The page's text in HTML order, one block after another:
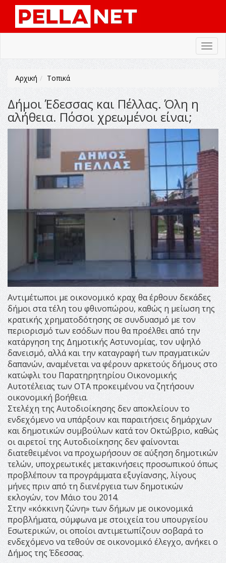
Αρχική Τοπικά
Δήμοι Έδεσσας και Πέλλας. Όλη η
αλήθεια. Πόσοι χρεωμένοι είναι;
Αντιμέτωποι με οικονομικό κραχ θα έρθουν δεκάδες
δήμοι στα τέλη του φθινοπώρου, καθώς η μείωση της
κρατικής χρηματοδότησης σε συνδυασμό με τον
περιορισμό των εσόδων που θα προέλθει από την
κατάργηση της Δημοτικής Αστυνομίας, τον υψηλό
δανεισμό, αλλά και την καταγραφή των πραγματικών
δαπανών, αναμένεται να φέρουν αρκετούς δήμους στο
κατώφλι του Παρατηρητηρίου Οικονομικής
Αυτοτέλειας των ΟΤΑ προκειμένου να ζητήσουν
οικονομική βοήθεια.
Στελέχη της Αυτοδιοίκησης δεν αποκλείουν το
ενδεχόμενο να υπάρξουν και παραιτήσεις δημάρχων
και δημοτικών συμβούλων κατά τον Οκτώβριο, καθώς
οι αιρετοί της Αυτοδιοίκησης δεν φαίνονται
διατεθειμένοι να προχωρήσουν σε αύξηση δημοτικών
τελών, υποχρεωτικές μετακινήσεις προσωπικού όπως
προβλέπουν τα προγράμματα εξυγίανσης, λίγους
μήνες πριν από τη διενέργεια των δημοτικών
εκλογών, τον Μάιο του 2014.
Στην «κόκκινη ζώνη» των δήμων με οικονομικά
προβλήματα, σύμφωνα με στοιχεία του υπουργείου
Εσωτερικών, οι οποίοι αντιμετωπίζουν σοβαρά το
ενδεχόμενο να τεθούν σε οικονομικό έλεγχο, ανήκει ο
Δήμος της Έδεσσας.